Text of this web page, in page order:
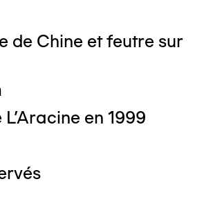
de Chine et feutre sur
en 1999